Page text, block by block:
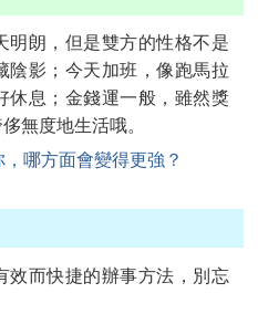
明朗，但是雙方的性格不是
陰影；今天加班，像跑馬拉
休息；金錢運一般，雖然獎
無度地生活哦。
，哪方面會變得更強？
效而快捷的辦事方法，別忘